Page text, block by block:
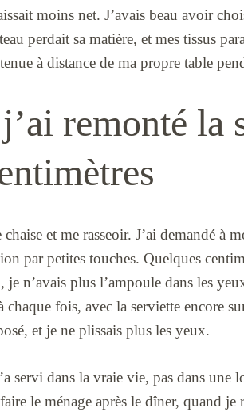
moins net. J’avais beau avoir
perdait sa matière, et mes tissus
à distance de ma propre table
remonté la
et me rasseoir. J’ai demandé à
par petites touches. Quelques
je n’avais plus l’ampoule dans les
chaque fois, avec la serviette encore
et je ne plissais plus les yeux.
servi dans la vraie vie, pas dans
le ménage après le dîner, quand je